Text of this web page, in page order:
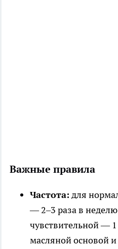
Важные правила
Частота: для
— 2–3 раза в
чувствительной —
масляной основой и